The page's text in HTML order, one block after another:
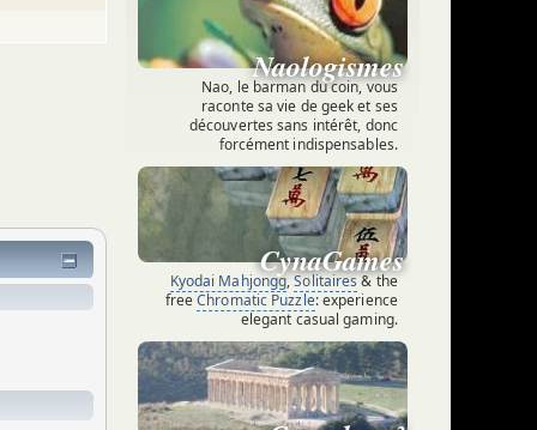
Naologismes
Nao, le barman du coin, vous
raconte sa vie de geek et ses
découvertes sans intérêt, donc
forcément indispensables.
CynaGames
Kyodai Mahjongg,Solitaires& the
freeChromatic Puzzle: experience
elegant casual gaming.